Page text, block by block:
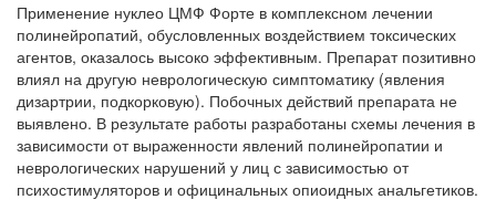
Применение нуклео ЦМФ Форте в комплексном лечении
полинейропатий, обусловленных воздействием токсических
агентов, оказалось высоко эффективным. Препарат позитивно
влиял на другую неврологическую симптоматику (явления
дизартрии, подкорковую). Побочных действий препарата не
выявлено. В результате работы разработаны схемы лечения в
зависимости от выраженности явлений полинейропатии и
неврологических нарушений у лиц с зависимостью от
психостимуляторов и официнальных опиоидных анальгетиков.